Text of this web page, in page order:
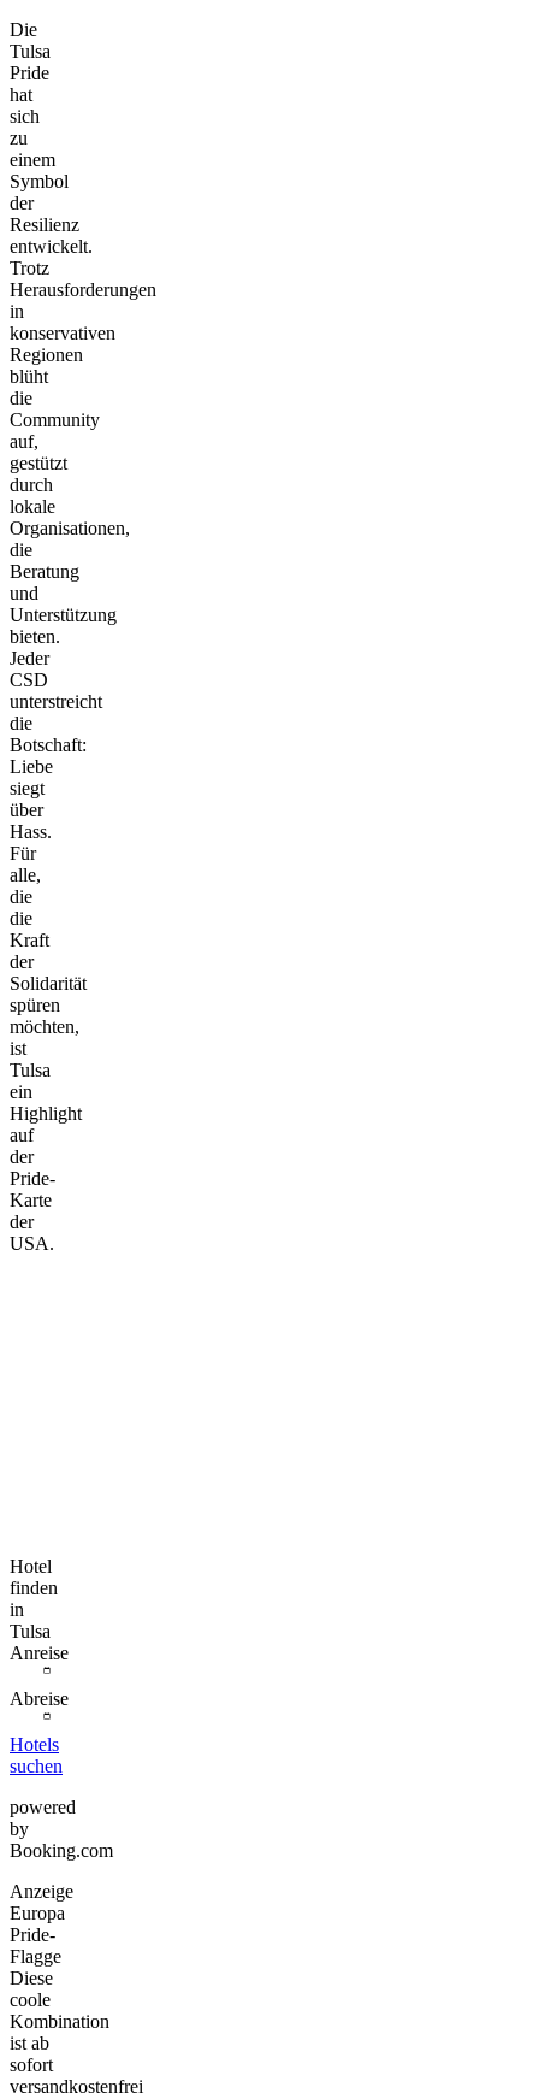
Die
Tulsa
Pride
hat
sich
zu
einem
Symbol
der
Resilienz
entwickelt.
Trotz
Herausforderungen
in
konservativen
Regionen
blüht
die
Community
auf,
gestützt
durch
lokale
Organisationen,
die
Beratung
und
Unterstützung
bieten.
Jeder
CSD
unterstreicht
die
Botschaft:
Liebe
siegt
über
Hass.
Für
alle,
die
die
Kraft
der
Solidarität
spüren
möchten,
ist
Tulsa
ein
Highlight
auf
der
Pride-
Karte
der
USA.
Hotel
finden
in
Tulsa
Anreise
Abreise
Hotels
suchen
powered
by
Booking.com
Anzeige
Europa
Pride-
Flagge
Diese
coole
Kombination
ist ab
sofort
versandkostenfrei